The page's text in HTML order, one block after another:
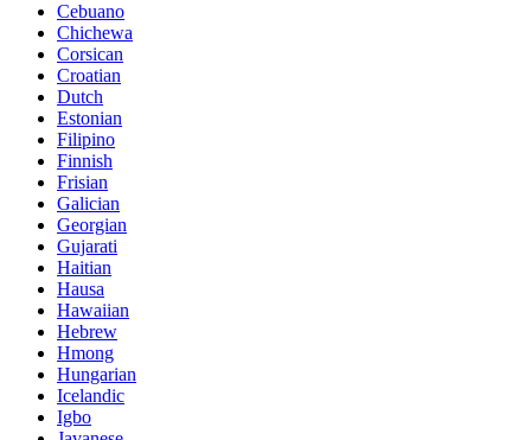
Cebuano
Chichewa
Corsican
Croatian
Dutch
Estonian
Filipino
Finnish
Frisian
Galician
Georgian
Gujarati
Haitian
Hausa
Hawaiian
Hebrew
Hmong
Hungarian
Icelandic
Igbo